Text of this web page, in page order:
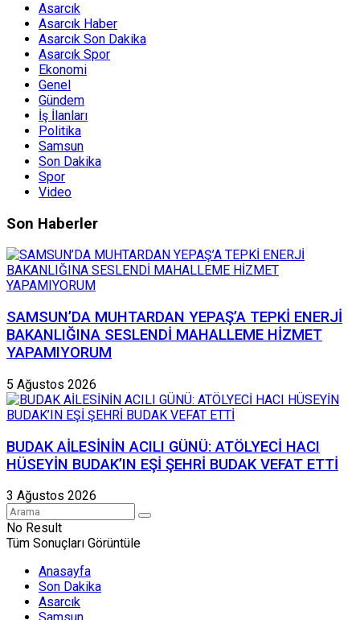
Asarcık
Asarcık Haber
Asarcık Son Dakika
Asarcık Spor
Ekonomi
Genel
Gündem
İş İlanları
Politika
Samsun
Son Dakika
Spor
Video
Son Haberler
SAMSUN’DA MUHTARDAN YEPAŞ’A TEPKİ ENERJİ
BAKANLIĞINA SESLENDİ MAHALLEME HİZMET
YAPAMIYORUM
5 Ağustos 2026
BUDAK AİLESİNİN ACILI GÜNÜ: ATÖLYECİ HACI
HÜSEYİN BUDAK’IN EŞİ ŞEHRİ BUDAK VEFAT ETTİ
3 Ağustos 2026
No Result
Tüm Sonuçları Görüntüle
Anasayfa
Son Dakika
Asarcık